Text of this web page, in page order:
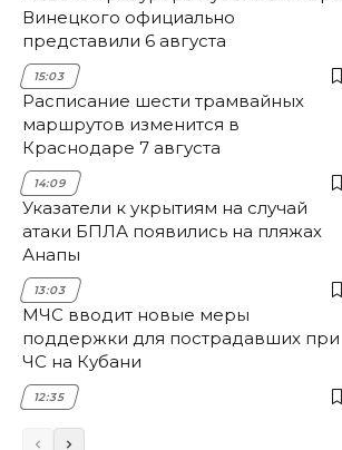
Винецкого официально
представили 6 августа
15:03
Расписание шести трамвайных
маршрутов изменится в
Краснодаре 7 августа
14:09
Указатели к укрытиям на случай
атаки БПЛА появились на пляжах
Анапы
13:03
МЧС вводит новые меры
поддержки для пострадавших при
ЧС на Кубани
12:35